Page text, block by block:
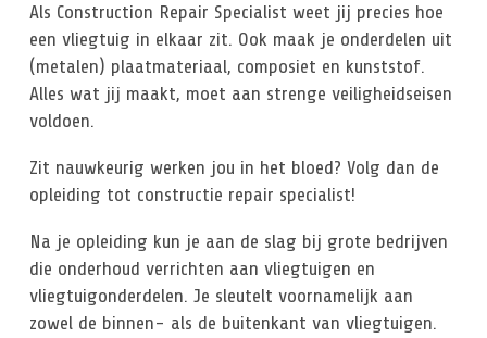
Als Construction Repair Specialist weet jij precies hoe
een vliegtuig in elkaar zit. Ook maak je onderdelen uit
(metalen) plaatmateriaal, composiet en kunststof.
Alles wat jij maakt, moet aan strenge veiligheidseisen
voldoen.
Zit nauwkeurig werken jou in het bloed? Volg dan de
opleiding tot constructie repair specialist!
Na je opleiding kun je aan de slag bij grote bedrijven
die onderhoud verrichten aan vliegtuigen en
vliegtuigonderdelen. Je sleutelt voornamelijk aan
zowel de binnen- als de buitenkant van vliegtuigen.